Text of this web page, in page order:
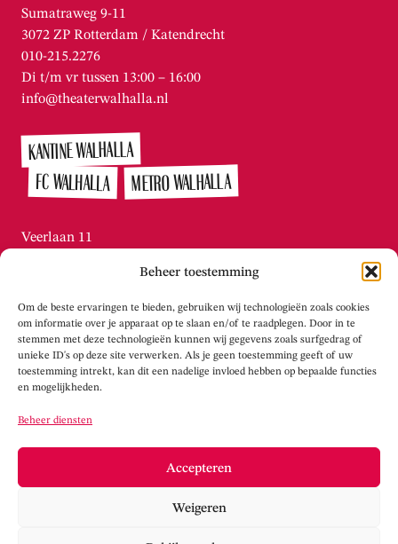
Beheer toestemming
Om de beste ervaringen te bieden, gebruiken wij technologieën zoals cookies
om informatie over je apparaat op te slaan en/of te raadplegen. Door in te
stemmen met deze technologieën kunnen wij gegevens zoals surfgedrag of
unieke ID's op deze site verwerken. Als je geen toestemming geeft of uw
toestemming intrekt, kan dit een nadelige invloed hebben op bepaalde functies
en mogelijkheden.
Beheer diensten
Accepteren
Weigeren
Sumatraweg 9-11
3072 ZP Rotterdam / Katendrecht
010-215.2276
Di t/m vr tussen 13:00 – 16:00
info@theaterwalhalla.nl
KANTINE WALHALLA
FC WALHALLA METRO WALHALLA
Veerlaan 11
Di t/m vr tussen 13:00 – 16:00
info@theaterwalhalla.nl
WERKPLAATS WALHALLA
3072 LS Rotterdam / Katendrecht
info@werkplaatswalhalla.nl
www.werkplaatswalhalla.nl